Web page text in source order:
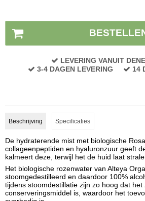
LEVERING VANUIT
3-4 DAGEN LEVERING
14
Beschrijving Specificaties
De hydraterende mist met biologische
collageenpeptiden en hyaluronzuur geeft
kalmeert deze, terwijl het de huid laat
Het biologische rozenwater van Alteya
stoomgedestilleerd en daardoor 100%
tijdens stoomdestillatie zijn zo hoog dat het
conserveringsmiddel is, waardoor het